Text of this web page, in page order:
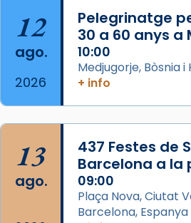
Foto
View on Facebook ·
12
ago.
2026
Pelegrinatge
30 a 60 anys a
10:00
Medjugorje, Bòsnia
+ info
13
ago.
437 Festes de
Barcelona a la
09:00
Plaça Nova, Ciutat
Barcelona, Espanya